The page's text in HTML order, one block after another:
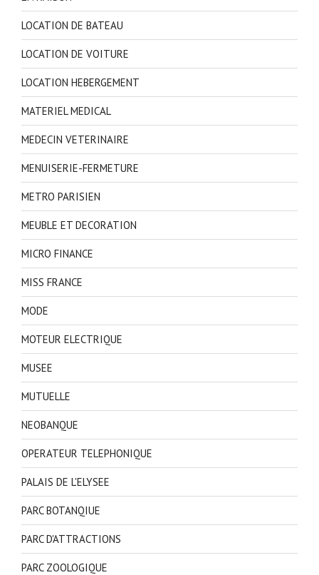
LOCATION DE BATEAU
LOCATION DE VOITURE
LOCATION HEBERGEMENT
MATERIEL MEDICAL
MEDECIN VETERINAIRE
MENUISERIE-FERMETURE
METRO PARISIEN
MEUBLE ET DECORATION
MICRO FINANCE
MISS FRANCE
MODE
MOTEUR ELECTRIQUE
MUSEE
MUTUELLE
NEOBANQUE
OPERATEUR TELEPHONIQUE
PALAIS DE L'ELYSEE
PARC BOTANQIUE
PARC D'ATTRACTIONS
PARC ZOOLOGIQUE